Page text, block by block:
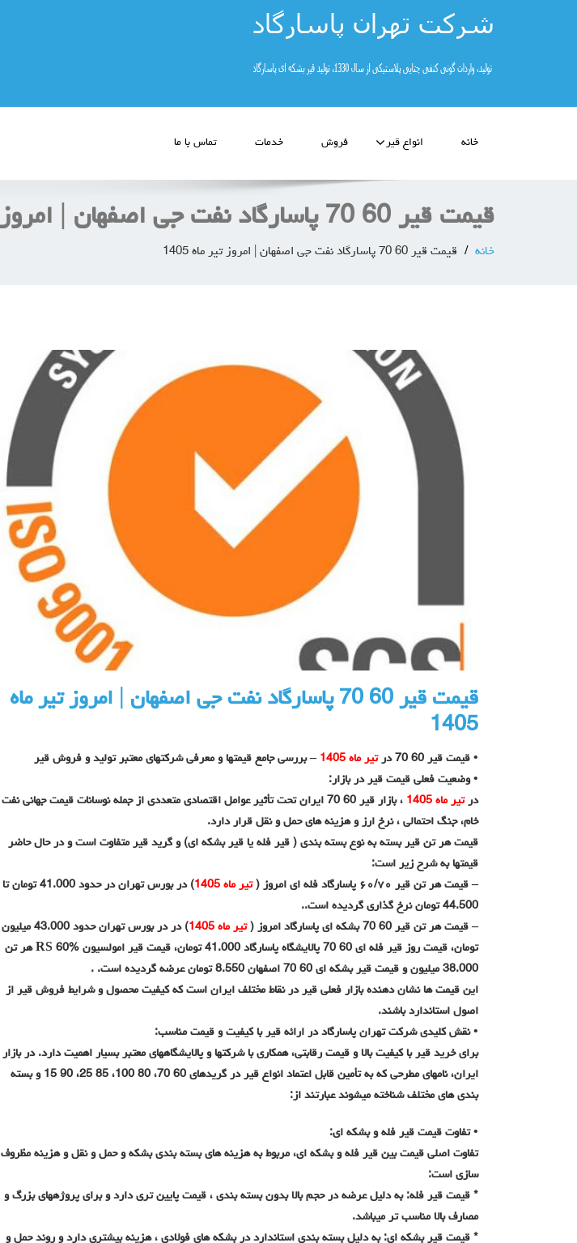
خانه انواع قیر فروش خدمات تماس با ما
قیمت قیر 60 70 پاسارگاد نفت جی اصفهان | امروز تیر ماه 1405
خانه قیمت قیر 60 70 پاسارگاد نفت جی اصفهان | امروز تیر ماه 1405
قیمت قیر 60 70 پاسارگاد نفت جی اصفهان | امروز تیر ماه
1405
• قیمت قیر 60 70 در تیر ماه 1405
– بررسی جامع قیمتها و معرفی شرکتهای معتبر تولید و فروش قیر
• وضعیت فعلی قیمت قیر در بازار:
درتیر ماه 1405
، بازار قیر 60 70 ایران تحت تأثیر عوامل اقتصادی متعددی از جمله نوسانات قیمت جهانی نفت
خام، جنگ احتمالی ، نرخ ارز و هزینه های حمل و نقل قرار دارد.
قیمت هر تن قیر بسته به نوع بسته بندی ( قیر فله یا قیر بشکه ای) و گرید قیر متفاوت است و در حال حاضر
قیمتها به شرح زیر است:
– قیمت هر تن قیر ۶۰/۷۰ پاسارگاد فله ای امروز (
تیر ماه 1405
) در بورس تهران در حدود 41.000 تومان تا
44.500 تومان نرخ گذاری گردیده است..
– قیمت هر تن قیر 60 70 بشکه ای پاسارگاد امروز (
تیر ماه 1405
) در در بورس تهران حدود 43.000 میلیون
تومان، قیمت روز قیر فله ای 60 70 پالایشگاه پاسارگاد 41.000 تومان، قیمت قیر امولسیون RS 60% هر تن
38.000 میلیون و قیمت قیر بشکه ای 60 70 اصفهان 8.550 تومان عرضه گردیده است. .
این قیمت ها نشان دهنده بازار فعلی قیر در نقاط مختلف ایران است که کیفیت محصول و شرایط فروش قیر از
اصول استاندارد باشند.
• نقش کلیدی شرکت تهران پاسارگاد در ارائه قیر با کیفیت و قیمت مناسب:
برای خرید قیر با کیفیت بالا و قیمت رقابتی، همکاری با شرکتها و پالایشگاههای معتبر بسیار اهمیت دارد. در بازار
ایران، نامهای مطرحی که به تأمین قابل اعتماد انواع قیر در گریدهای 60 70، 80 100، 85 25، 90 15 و بسته
بندی های مختلف شناخته میشوند عبارتند از:
• تفاوت قیمت قیر فله و بشکه ای:
تفاوت اصلی قیمت بین قیر فله و بشکه ای، مربوط به هزینه های بسته بندی بشکه و حمل و نقل و هزینه مظروف
سازی است:
* قیمت قیر فله: به دلیل عرضه در حجم بالا بدون بسته بندی ، قیمت پایین تری دارد و برای پروژههای بزرگ و
مصارف بالا مناسب تر میباشد.
* قیمت قیر بشکه ای: به دلیل بسته بندی استاندارد در بشکه های فولادی ، هزینه بیشتری دارد و روند حمل و